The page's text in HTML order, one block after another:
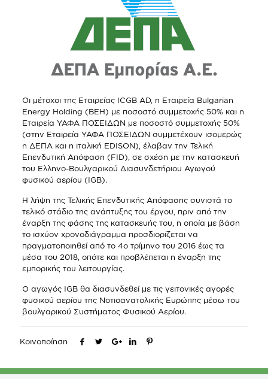
Οι μέτοχοι της Εταιρείας ICGB AD, η Εταιρεία Bulgarian
Energy Holding (BEH) με ποσοστό συμμετοχής 50% και η
Εταιρεία ΥΑΦΑ ΠΟΣΕΙΔΩΝ με ποσοστό συμμετοχής 50%
(στην Εταιρεία ΥΑΦΑ ΠΟΣΕΙΔΩΝ συμμετέχουν ισομερώς
η ΔΕΠΑ και η ιταλική EDISON), έλαβαν την Τελική
Επενδυτική Απόφαση (FID), σε σχέση με την κατασκευή
του Ελληνο-Βουλγαρικού Διασυνδετήριου Αγωγού
φυσικού αερίου (IGB).
Η λήψη της Τελικής Επενδυτικής Απόφασης συνιστά το
τελικό στάδιο της ανάπτυξης του έργου, πριν από την
έναρξη της φάσης της κατασκευής του, η οποία με βάση
το ισχύον χρονοδιάγραμμα προσδιορίζεται να
πραγματοποιηθεί από το 4ο τρίμηνο του 2016 έως τα
μέσα του 2018, οπότε και προβλέπεται η έναρξη της
εμπορικής του λειτουργίας.
Ο αγωγός IGB θα διασυνδεθεί με τις γειτονικές αγορές
φυσικού αερίου της Νοτιοανατολικής Ευρώπης μέσω του
βουλγαρικού Συστήματος Φυσικού Αερίου.
Κοινοποίηση